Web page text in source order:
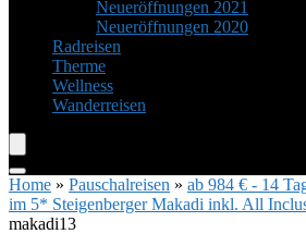
Neueröffnungen 2021
Neueröffnungen 2020
Radreisen
Therme
Wellness
Wanderreisen
Home » Pauschalreisen » ab 984 € - 14
im 5* Steigenberger Makadi inkl. All
makadi13